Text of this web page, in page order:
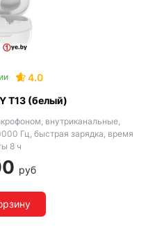
4.0
T13 (белый)
внутриканальные,
Гц, быстрая зарядка, время
8 ч
руб